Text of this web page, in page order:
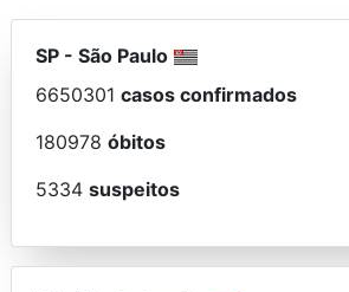
SP - São Paulo
6650301 casos confirmados
180978 óbitos
5334 suspeitos